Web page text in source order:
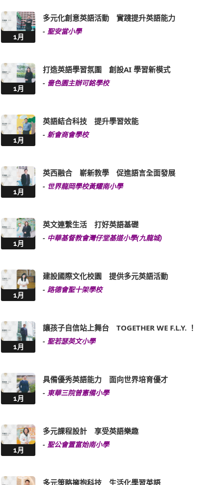
1月
多元化創意英語活動 實踐提升英語能力
- 聖安當小學
1月
打造英語學習氛圍 創設AI 學習新模式
- 嗇色園主辦可銘學校
1月
英語結合科技 提升學習效能
- 新會商會學校
1月
英西融合 嶄新教學 促進語言全面發展
- 世界龍岡學校黃耀南小學
1月
英文連繫生活 打好英語基礎
- 中華基督教會灣仔堂基道小學(九龍城)
1月
建設國際文化校園 提供多元英語活動
- 路德會聖十架學校
1月
讓孩子自信站上舞台 TOGETHER WE F.L.Y. ！
- 聖若瑟英文小學
1月
具備優秀英語能力 面向世界培育優才
- 東華三院曾憲備小學
1月
多元課程設計 享受英語樂趣
- 聖公會置富始南小學
多元策略擁抱科技 生活化學習英語